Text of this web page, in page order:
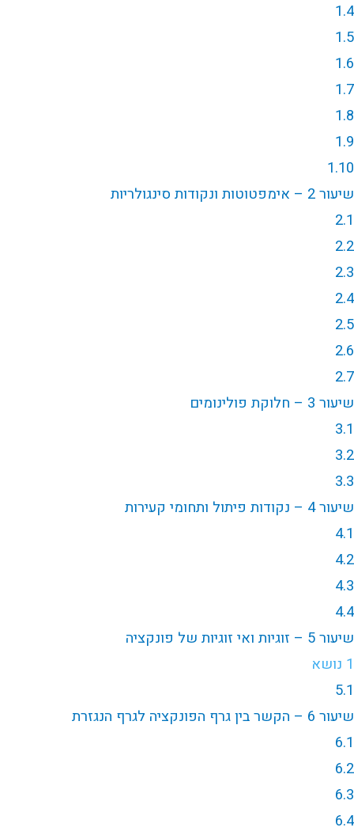
1.4
1.5
1.6
1.7
1.8
1.9
1.10
שיעור 2 – אימפטוטות ונקודות סינגולריות
2.1
2.2
2.3
2.4
2.5
2.6
2.7
שיעור 3 – חלוקת פולינומים
3.1
3.2
3.3
שיעור 4 – נקודות פיתול ותחומי קעירות
4.1
4.2
4.3
4.4
שיעור 5 – זוגיות ואי זוגיות של פונקציה
1 נושא
5.1
שיעור 6 – הקשר בין גרף הפונקציה לגרף הנגזרת
6.1
6.2
6.3
6.4